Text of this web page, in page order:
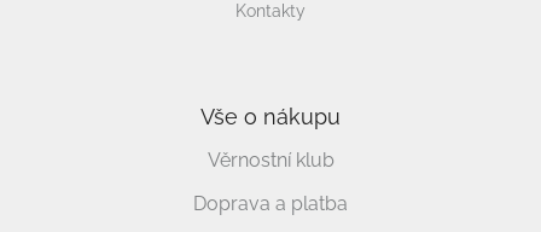
Kontakty
Vše o nákupu
Věrnostní klub
Doprava a platba